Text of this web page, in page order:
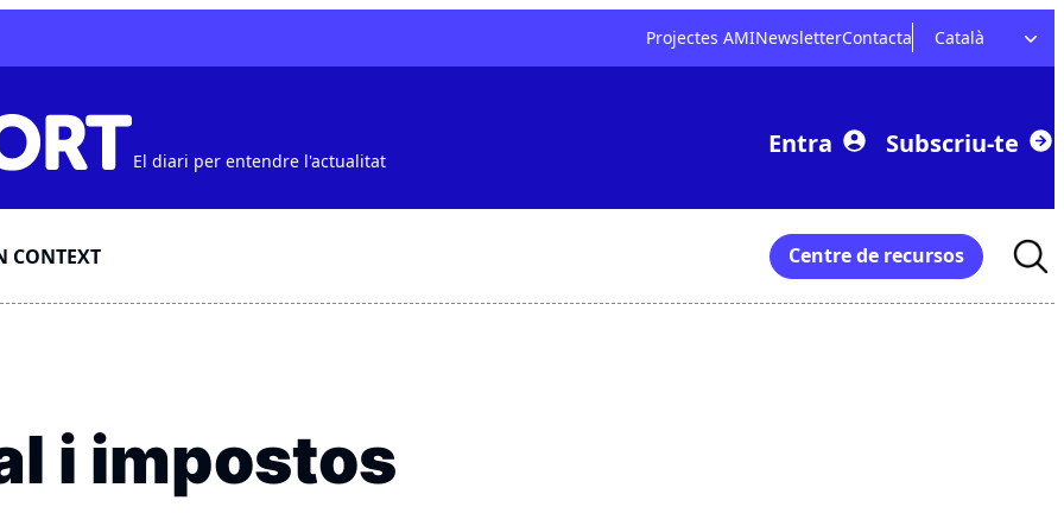
Projectes AMINewsletterContacta Català
El diari per entendre l'actualitat
Entra Subscriu-te
CONTEXT Centre de recursos
for:
i impostos